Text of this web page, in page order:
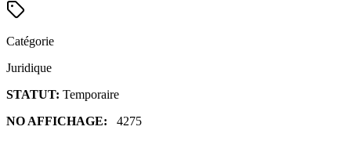
Catégorie
Juridique
STATUT: Temporaire
NO AFFICHAGE: 4275